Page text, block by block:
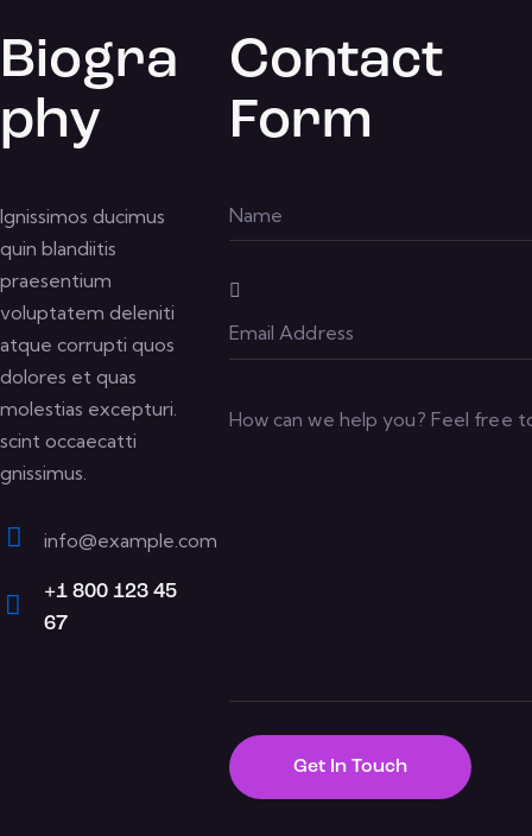
Biogra
phy
Ignissimos ducimus
quin blandiitis
praesentium
voluptatem deleniti
atque corrupti quos
dolores et quas
molestias excepturi.
scint occaecatti
gnissimus.
m
info@example.com
+1 800 123 45
67
Contact
Form